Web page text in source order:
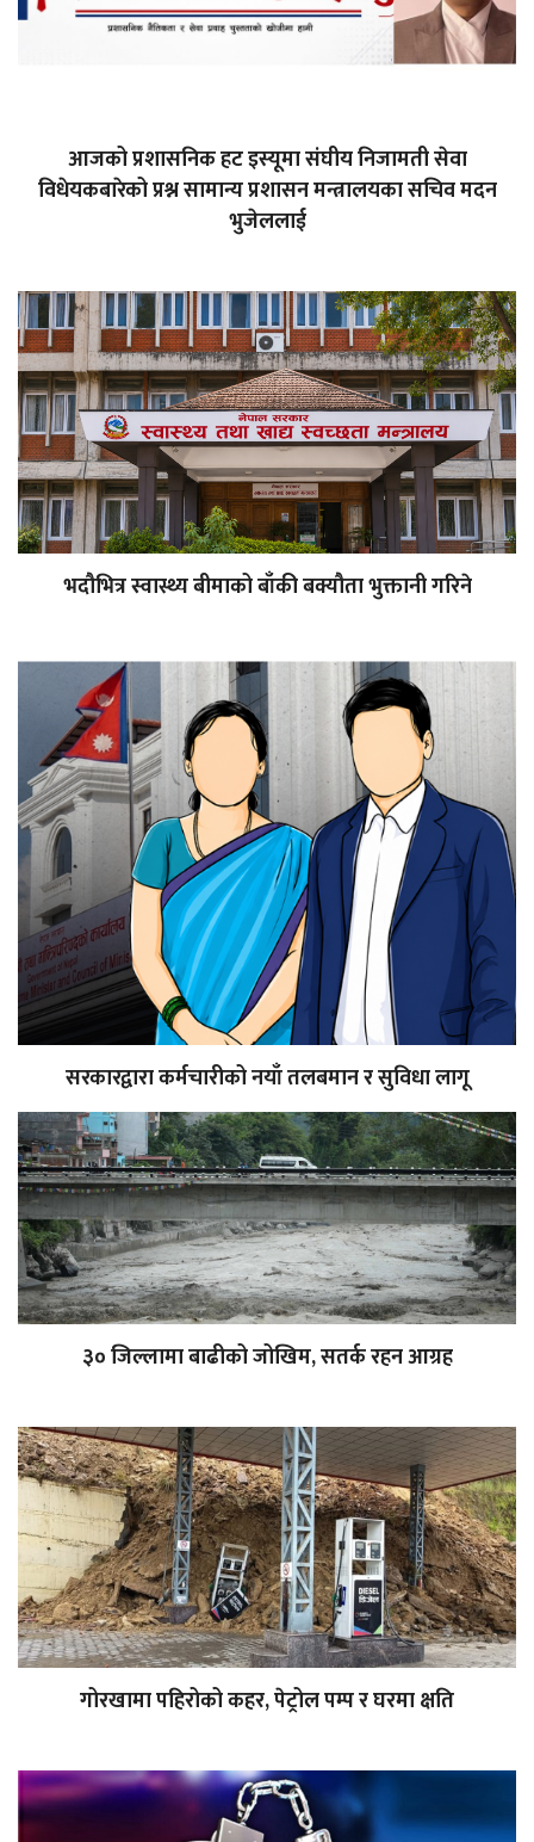
आजको प्रशासनिक हट इस्यूमा संघीय निजामती सेवा
विधेयकबारेको प्रश्न सामान्य प्रशासन मन्त्रालयका सचिव मदन
भुजेललाई
भदौभित्र स्वास्थ्य बीमाको बाँकी बक्यौता भुक्तानी गरिने
सरकारद्वारा कर्मचारीको नयाँ तलबमान र सुविधा लागू
३० जिल्लामा बाढीको जोखिम, सतर्क रहन आग्रह
गोरखामा पहिरोको कहर, पेट्रोल पम्प र घरमा क्षति